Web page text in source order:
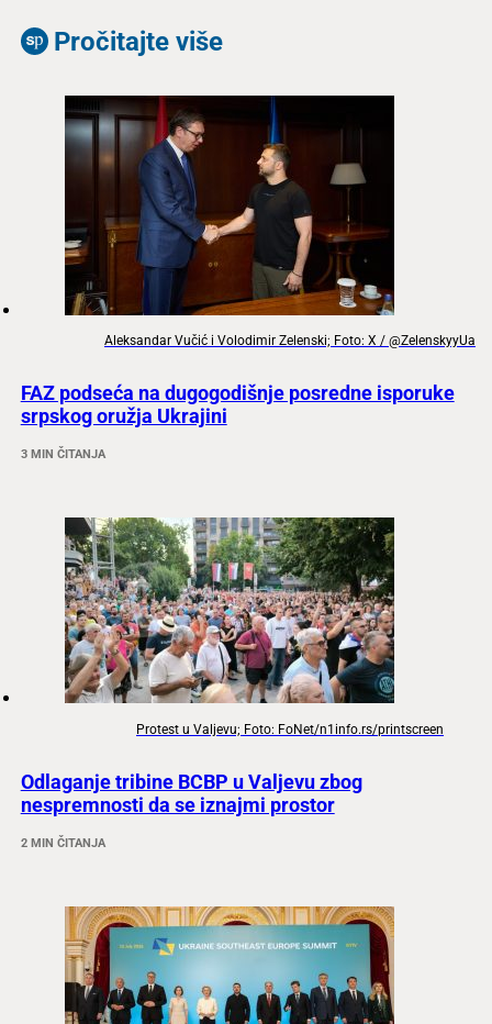
Pročitajte više
Aleksandar Vučić i Volodimir Zelenski; Foto: X / @ZelenskyyUa
FAZ podseća na dugogodišnje posredne isporuke
srpskog oružja Ukrajini
3 MIN ČITANJA
Protest u Valjevu; Foto: FoNet/n1info.rs/printscreen
Odlaganje tribine BCBP u Valjevu zbog
nespremnosti da se iznajmi prostor
2 MIN ČITANJA